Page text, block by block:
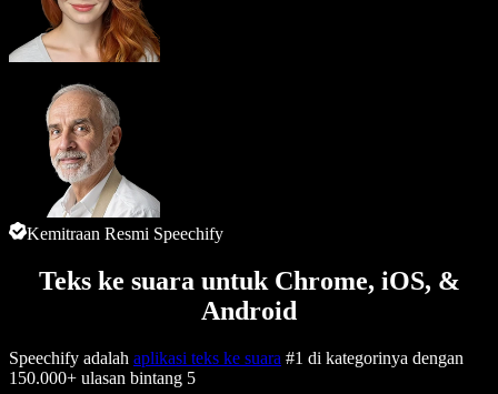
Kemitraan Resmi Speechify
Teks ke suara untuk Chrome, iOS, &
Android
Speechify adalah aplikasi teks ke suara #1 di kategorinya dengan
150.000+ ulasan bintang 5